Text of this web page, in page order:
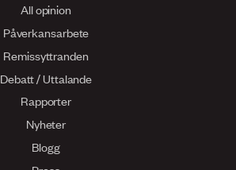
All opinion
Påverkansarbete
Remissyttranden
Debatt / Uttalande
Rapporter
Nyheter
Blogg